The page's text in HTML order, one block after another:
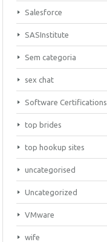
Salesforce
SASInstitute
Sem categoria
sex chat
Software Certifications
top brides
top hookup sites
uncategorised
Uncategorized
VMware
wife